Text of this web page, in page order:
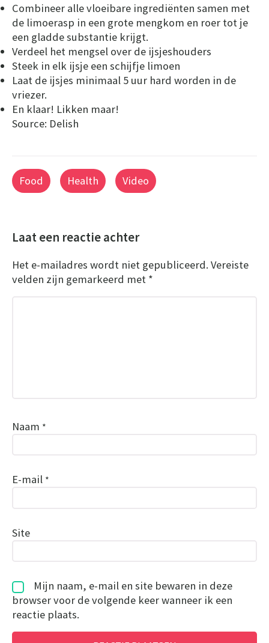
Combineer alle vloeibare ingrediënten samen met
de limoerasp in een grote mengkom en roer tot je
een gladde substantie krijgt.
Verdeel het mengsel over de ijsjeshouders
Steek in elk ijsje een schijfje limoen
Laat de ijsjes minimaal 5 uur hard worden in de
vriezer.
En klaar! Likken maar!
Source: Delish
Food Health Video
Laat een reactie achter
Het e-mailadres wordt niet gepubliceerd. Vereiste
velden zijn gemarkeerd met *
Naam *
E-mail *
Site
Mijn naam, e-mail en site bewaren in deze
browser voor de volgende keer wanneer ik een
reactie plaats.